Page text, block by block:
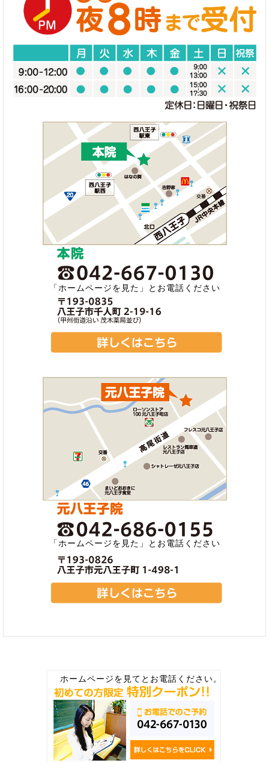
「ホームページを見た」とお電話ください
「ホームページを見た」とお電話ください
ホームページを見てとお電話ください。